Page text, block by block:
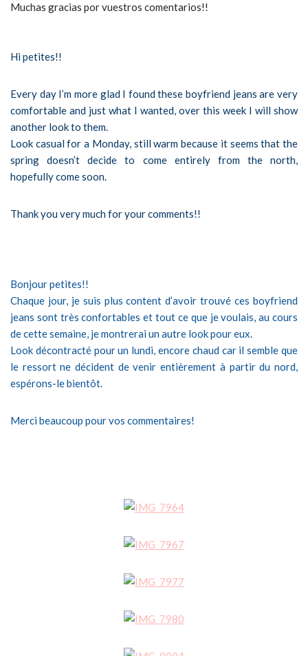
Muchas gracias por vuestros comentarios!!
Hi petites!!
Every day I’m more glad I found these boyfriend jeans are very
comfortable and just what I wanted, over this week I will show
another look to them.
Look casual for a Monday, still warm because it seems that the
spring doesn’t decide to come entirely from the north,
hopefully come soon.
Thank you very much for your comments!!
Bonjour petites!!
Chaque jour, je suis plus content d’avoir trouvé ces boyfriend
jeans sont très confortables et tout ce que je voulais, au cours
de cette semaine, je montrerai un autre look pour eux.
Look décontracté pour un lundi, encore chaud car il semble que
le ressort ne décident de venir entièrement à partir du nord,
espérons-le bientôt.
Merci beaucoup pour vos commentaires!